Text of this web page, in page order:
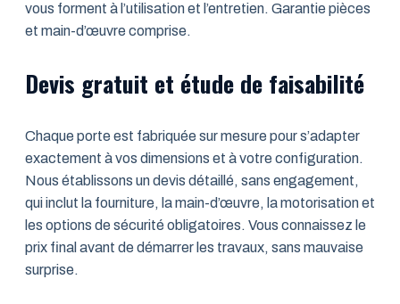
vous forment à l’utilisation et l’entretien. Garantie pièces
et main-d’œuvre comprise.
Devis gratuit et étude de faisabilité
Chaque porte est fabriquée sur mesure pour s’adapter
exactement à vos dimensions et à votre configuration.
Nous établissons un devis détaillé, sans engagement,
qui inclut la fourniture, la main-d’œuvre, la motorisation et
les options de sécurité obligatoires. Vous connaissez le
prix final avant de démarrer les travaux, sans mauvaise
surprise.